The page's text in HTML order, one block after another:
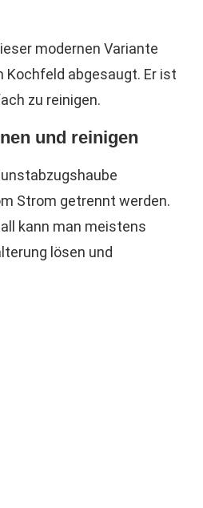
modernen Variante
Kochfeld abgesaugt. Er ist
zu reinigen.
und reinigen
Strom getrennt werden.
kann man meistens
lösen und